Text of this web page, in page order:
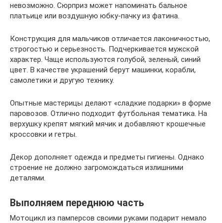
невозможно. Сюрприз может напоминать бальное
платьице или воздушную юбку-пачку из фатина.
Конструкция для мальчиков отличается лаконичностью,
строгостью и серьезность. Подчеркивается мужской
характер. Чаще используются голубой, зеленый, синий
цвет. В качестве украшений берут машинки, корабли,
самолетики и другую технику.
Опытные мастерицы делают «сладкие подарки» в форме
паровозов. Отлично подходит футбольная тематика. На
верхушку крепят мягкий мячик и добавляют крошечные
кроссовки и гетры.
Декор дополняет одежда и предметы гигиены. Однако
строение не должно загромождаться излишними
деталями.
Выполняем переднюю часть
Мотоцикл из памперсов своими руками подарит немало